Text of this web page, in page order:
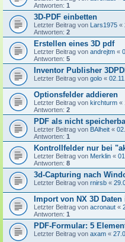
Antworten: 1
3D-PDF einbetten
Letzter Beitrag von Lars1975 «
Antworten: 2
Erstellen eines 3D pdf
Letzter Beitrag von andrejtm «
Antworten: 5
Inventor Publisher
Letzter Beitrag von golo «
Optionsfelder addieren
Letzter Beitrag von kirchturm «
Antworten: 2
PDF als nicht
Letzter Beitrag von BAlheit «
Antworten: 1
Kontrollfelder nur bei
Letzter Beitrag von Merklin «
Antworten: 8
3d-Capturing nach
Letzter Beitrag von rnirsb «
Import von NX 3D
Letzter Beitrag von acronaut «
Antworten: 1
PDF-Formular: 5
Letzter Beitrag von axam «